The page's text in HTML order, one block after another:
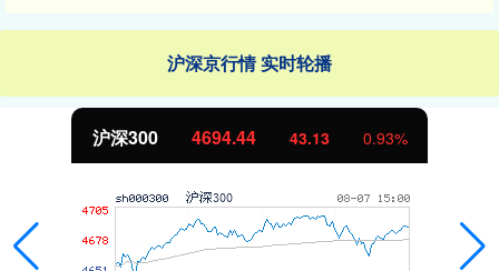
沪深京行情 实时轮播
沪深300 4694.44 43.13 0.93%